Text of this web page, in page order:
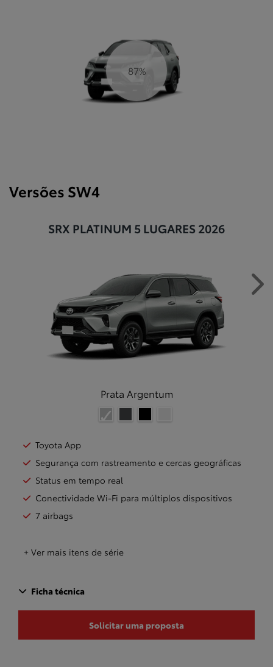
94%
Versões SW4
SRX PLATINUM 5 LUGARES 2026
Prata Argentum
Toyota App
Segurança com rastreamento e cercas geográficas
Status em tempo real
Conectividade Wi-Fi para múltiplos dispositivos
7 airbags
+ Ver mais itens de série
Ficha técnica
Solicitar uma proposta